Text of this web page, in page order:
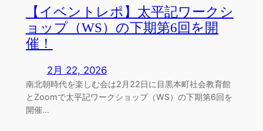
【イベントレポ】太平記ワークシ
ョップ（WS）の下期第6回を開
催！
2月 22, 2026
南北朝時代を楽しむ会は2月22日に目黒本町社会教育館
とZoomで太平記ワークショップ（WS）の下期第6回を
開催…